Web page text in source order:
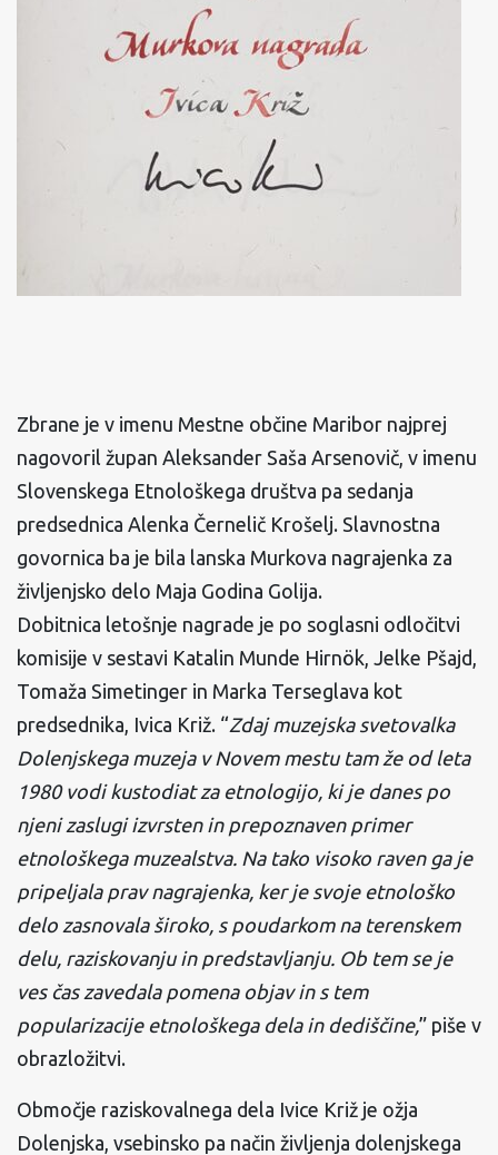
Zbrane je v imenu Mestne občine Maribor najprej
nagovoril župan Aleksander Saša Arsenovič, v imenu
Slovenskega Etnološkega društva pa sedanja
predsednica Alenka Černelič Krošelj. Slavnostna
govornica ba je bila lanska Murkova nagrajenka za
življenjsko delo Maja Godina Golija.
Dobitnica letošnje nagrade je po soglasni odločitvi
komisije v sestavi Katalin Munde Hirnök, Jelke Pšajd,
Tomaža Simetinger in Marka Terseglava kot
predsednika, Ivica Križ. “Zdaj muzejska svetovalka
Dolenjskega muzeja v Novem mestu tam že od leta
1980 vodi kustodiat za etnologijo, ki je danes po
njeni zaslugi izvrsten in prepoznaven primer
etnološkega muzealstva. Na tako visoko raven ga je
pripeljala prav nagrajenka, ker je svoje etnološko
delo zasnovala široko, s poudarkom na terenskem
delu, raziskovanju in predstavljanju. Ob tem se je
ves čas zavedala pomena objav in s tem
popularizacije etnološkega dela in dediščine,” piše v
obrazložitvi.
Območje raziskovalnega dela Ivice Križ je ožja
Dolenjska, vsebinsko pa način življenja dolenjskega